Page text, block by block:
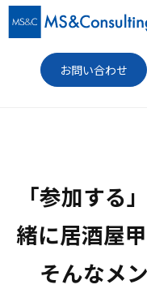
お問い合わせ
導入事例
コラム
ニュース
「参加する
緒に居酒屋
そんなメ